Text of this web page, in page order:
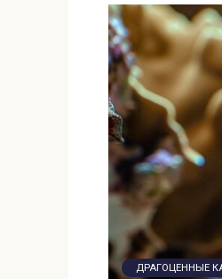
ДРАГОЦЕННЫЕ